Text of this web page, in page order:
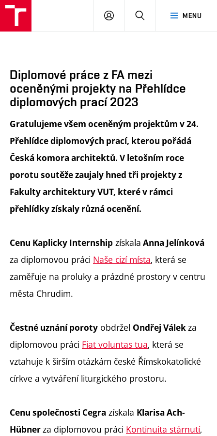
MENU
PŘIHLÁSIT
Diplomové práce z FA mezi
oceněnými projekty na Přehlídce
diplomových prací 2023
Gratulujeme všem oceněným projektům v 24.
Přehlídce diplomových prací, kterou pořádá
Česká komora architektů. V letošním roce
porotu soutěže zaujaly hned tři projekty z
Fakulty architektury VUT, které v rámci
přehlídky získaly různá ocenění.
Cenu Kaplicky Internship získala Anna Jelínková
za diplomovou práci Naše cizí místa, která se
zaměřuje na proluky a prázdné prostory v centru
města Chrudim.
Čestné uznání poroty obdržel Ondřej Válekza
diplomovou práci Fiat voluntas tua, která se
vztahuje k širším otázkám české Římskokatolické
církve a vytváření liturgického prostoru.
Cenu společnosti Cegra získala Klarisa Ach-
Hübnerza diplomovou práci Kontinuita stárnutí,